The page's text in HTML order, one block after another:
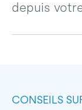
depuis
CONSEILS